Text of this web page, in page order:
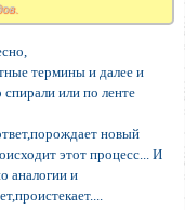
термины и далее и
или по ленте
новый
этот процесс... И
аналогии и